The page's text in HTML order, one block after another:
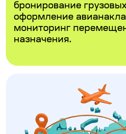
бронирование
оформление
мониторинг
назначения.